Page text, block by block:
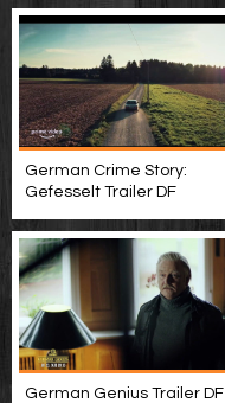
German Crime Story:
Gefesselt Trailer DF
German Genius Trailer DF